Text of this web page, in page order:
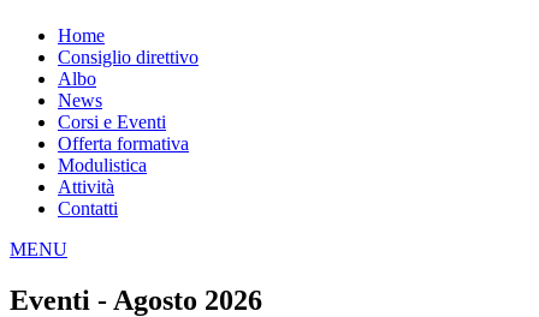
Home
Consiglio direttivo
Albo
News
Corsi e Eventi
Offerta formativa
Modulistica
Attività
Contatti
MENU
Eventi - Agosto 2026